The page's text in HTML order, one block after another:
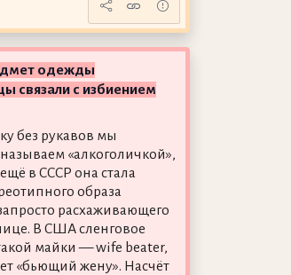
одежды
связали с избиением
без рукавов мы
«алкоголичкой»,
в СССР она стала
образа
расхаживающего
В США сленговое
майки — wife beater,
«бьющий жену». Насчёт